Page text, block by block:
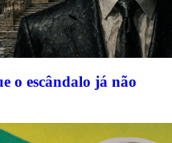
o escândalo já não